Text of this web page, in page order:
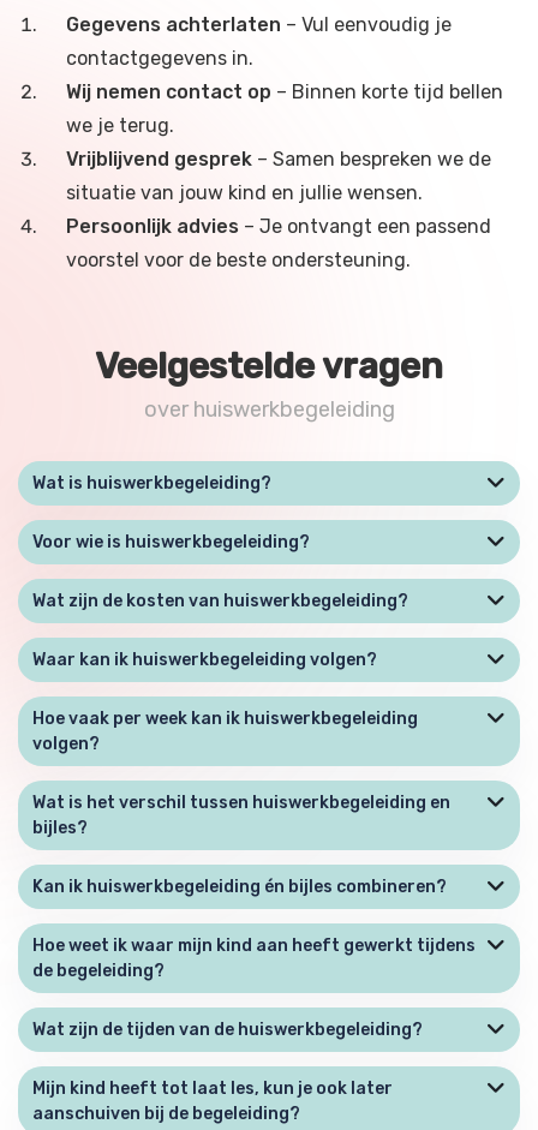
Gegevens achterlaten – Vul eenvoudig je
contactgegevens in.
Wij nemen contact op – Binnen korte tijd bellen
we je terug.
Vrijblijvend gesprek – Samen bespreken we de
situatie van jouw kind en jullie wensen.
Persoonlijk advies – Je ontvangt een passend
voorstel voor de beste ondersteuning.
Veelgestelde vragen
over huiswerkbegeleiding
Wat is huiswerkbegeleiding?
Voor wie is huiswerkbegeleiding?
Wat zijn de kosten van huiswerkbegeleiding?
Waar kan ik huiswerkbegeleiding volgen?
Hoe vaak per week kan ik huiswerkbegeleiding
volgen?
Wat is het verschil tussen huiswerkbegeleiding en
bijles?
Kan ik huiswerkbegeleiding én bijles combineren?
Hoe weet ik waar mijn kind aan heeft gewerkt tijdens
de begeleiding?
Wat zijn de tijden van de huiswerkbegeleiding?
Mijn kind heeft tot laat les, kun je ook later
aanschuiven bij de begeleiding?